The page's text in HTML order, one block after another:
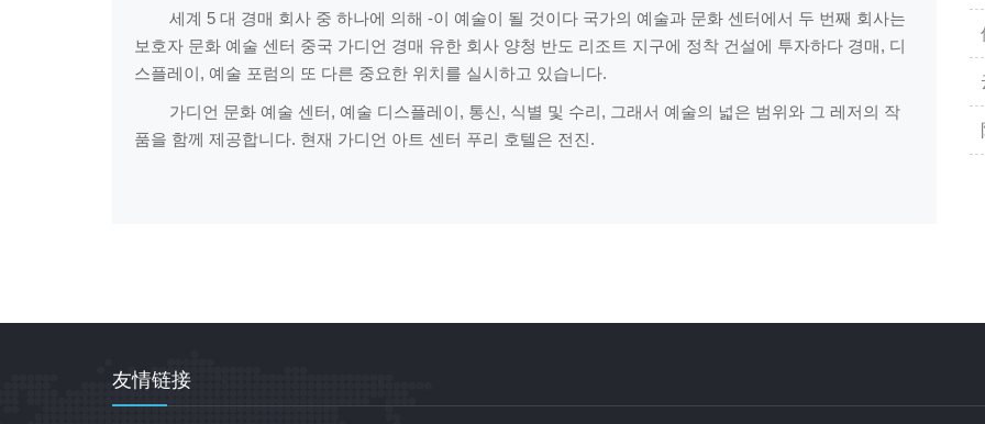
세계 5 대 경매 회사 중 하나에 의해 -이 예술이 될 것이다 국가의 예술과 문화 센터에서 두 번째 회사는
보호자 문화 예술 센터 중국 가디언 경매 유한 회사 양청 반도 리조트 지구에 정착 건설에 투자하다 경매, 디
스플레이, 예술 포럼의 또 다른 중요한 위치를 실시하고 있습니다.
가디언 문화 예술 센터, 예술 디스플레이, 통신, 식별 및 수리, 그래서 예술의 넓은 범위와 그 레저의 작
품을 함께 제공합니다. 현재 가디언 아트 센터 푸리 호텔은 전진.
友情链接